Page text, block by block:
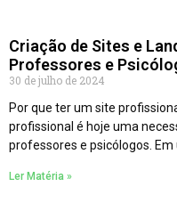
Criação de Sites e
Professores e
30 de julho de 2024
Por que ter um site
profissional é hoje uma
professores e psicólogos. Em
Ler Matéria »